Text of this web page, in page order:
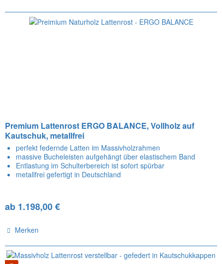
Premium Lattenrost ERGO BALANCE, Vollholz auf
Kautschuk, metallfrei
perfekt federnde Latten im Massivholzrahmen
massive Bucheleisten aufgehängt über elastischem Band
Entlastung im Schulterbereich ist sofort spürbar
metallfrei gefertigt in Deutschland
ab 1.198,00 €
Merken